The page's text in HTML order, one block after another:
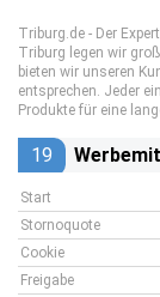
Triburg.de - Der
Triburg legen wir
bieten wir unseren
entsprechen. Jeder
Produkte für eine
19
Start
Stornoquote
Cookie
Freigabe